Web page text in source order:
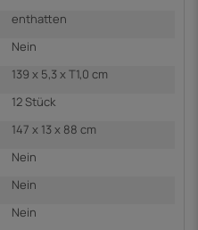
enthatten
Nein
139 x 5,3 x T1,0 cm
12 Stück
147 x 13 x 88 cm
Nein
Nein
Nein